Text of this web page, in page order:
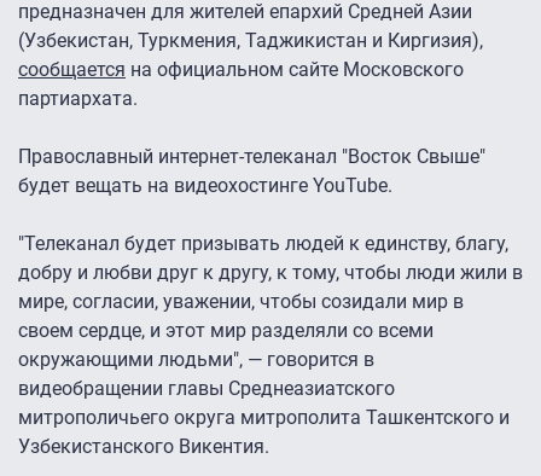
предназначен для жителей епархий Средней Азии
(Узбекистан, Туркмения, Таджикистан и Киргизия),
сообщается на официальном сайте Московского
партиархата.
Православный интернет-телеканал "Восток Свыше"
будет вещать на видеохостинге YouTube.
"Телеканал будет призывать людей к единству, благу,
добру и любви друг к другу, к тому, чтобы люди жили в
мире, согласии, уважении, чтобы созидали мир в
своем сердце, и этот мир разделяли со всеми
окружающими людьми", — говорится в
видеобращении главы Среднеазиатского
митрополичьего округа митрополита Ташкентского и
Узбекистанского Викентия.